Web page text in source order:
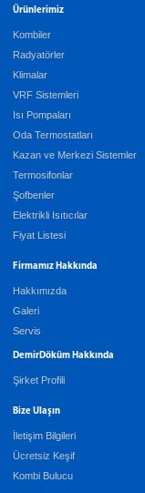
Ürünlerimiz
Kombiler
Radyatörler
Klimalar
VRF Sistemleri
Isı Pompaları
Oda Termostatları
Kazan ve Merkezi Sistemler
Termosifonlar
Şofbenler
Elektrikli Isıtıcılar
Fiyat Listesi
Firmamız Hakkında
Hakkımızda
Galeri
Servis
DemirDöküm Hakkında
Şirket Profili
Bize Ulaşın
İletişim Bilgileri
Ücretsiz Keşif
Kombi Bulucu